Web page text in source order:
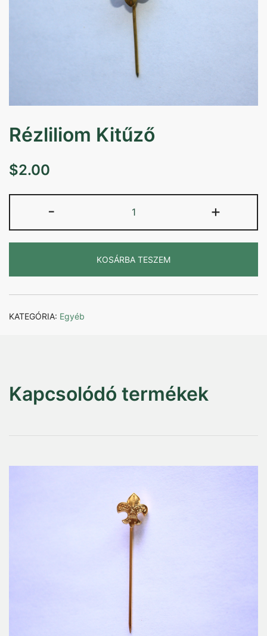
Rézliliom Kitűző
$2.00
-
Kitűző
mennyiség
+
KOSÁRBA TESZEM
KATEGÓRIA: Egyéb
Kapcsolódó termékek